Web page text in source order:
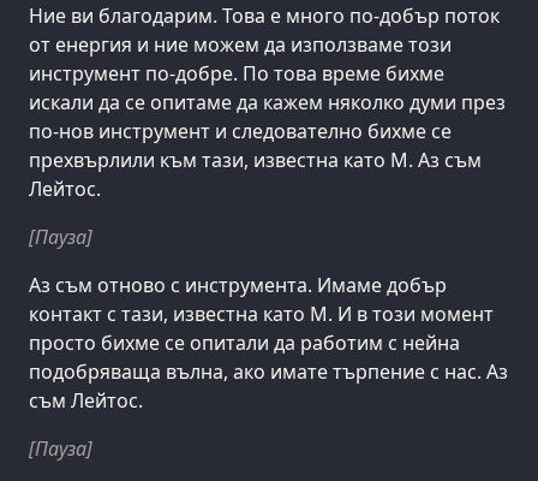
Ние ви благодарим. Това е много по-добър поток
от енергия и ние можем да използваме този
инструмент по-добре. По това време бихме
искали да се опитаме да кажем няколко думи през
по-нов инструмент и следователно бихме се
прехвърлили към тази, известна като M. Аз съм
Лейтос.
[Пауза]
Аз съм отново с инструмента. Имаме добър
контакт с тази, известна като M. И в този момент
просто бихме се опитали да работим с нейна
подобряваща вълна, ако имате търпение с нас. Аз
съм Лейтос.
[Пауза]